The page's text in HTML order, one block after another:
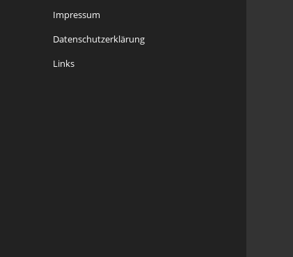
Impressum
Datenschutzerklärung
Links